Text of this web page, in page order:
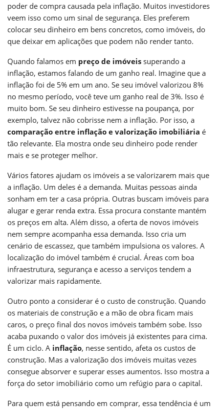
poder de compra causada pela inflação. Muitos investidores
veem isso como um sinal de segurança. Eles preferem
colocar seu dinheiro em bens concretos, como imóveis, do
que deixar em aplicações que podem não render tanto.
Quando falamos em preço de imóveis superando a
inflação, estamos falando de um ganho real. Imagine que a
inflação foi de 5% em um ano. Se seu imóvel valorizou 8%
no mesmo período, você teve um ganho real de 3%. Isso é
muito bom. Se seu dinheiro estivesse na poupança, por
exemplo, talvez não cobrisse nem a inflação. Por isso, a
comparação entre inflação e valorização imobiliária é
tão relevante. Ela mostra onde seu dinheiro pode render
mais e se proteger melhor.
Vários fatores ajudam os imóveis a se valorizarem mais que
a inflação. Um deles é a demanda. Muitas pessoas ainda
sonham em ter a casa própria. Outras buscam imóveis para
alugar e gerar renda extra. Essa procura constante mantém
os preços em alta. Além disso, a oferta de novos imóveis
nem sempre acompanha essa demanda. Isso cria um
cenário de escassez, que também impulsiona os valores. A
localização do imóvel também é crucial. Áreas com boa
infraestrutura, segurança e acesso a serviços tendem a
valorizar mais rapidamente.
Outro ponto a considerar é o custo de construção. Quando
os materiais de construção e a mão de obra ficam mais
caros, o preço final dos novos imóveis também sobe. Isso
acaba puxando o valor dos imóveis já existentes para cima.
É um ciclo. A inflação, nesse sentido, afeta os custos de
construção. Mas a valorização dos imóveis muitas vezes
consegue absorver e superar esses aumentos. Isso mostra a
força do setor imobiliário como um refúgio para o capital.
Para quem está pensando em comprar, essa tendência é um